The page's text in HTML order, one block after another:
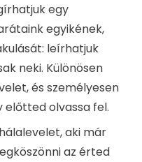
egy
egyikének,
leírhatjuk
neki. Különösen
és személyesen
olvassa fel.
aki már
az érted